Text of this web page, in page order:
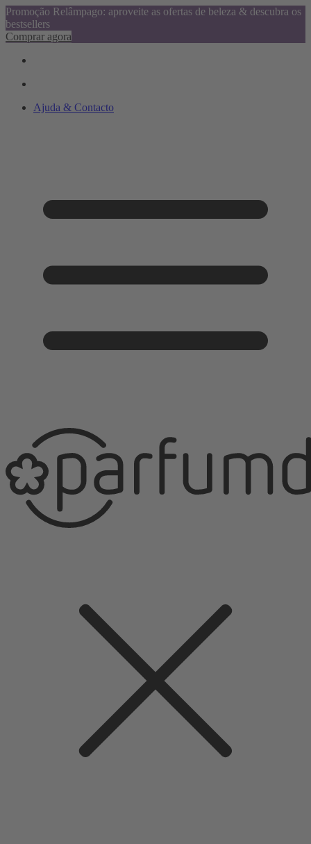
Promoção Relâmpago: aproveite as ofertas de beleza & descubra os
bestsellers
Comprar agora
Ajuda & Contacto